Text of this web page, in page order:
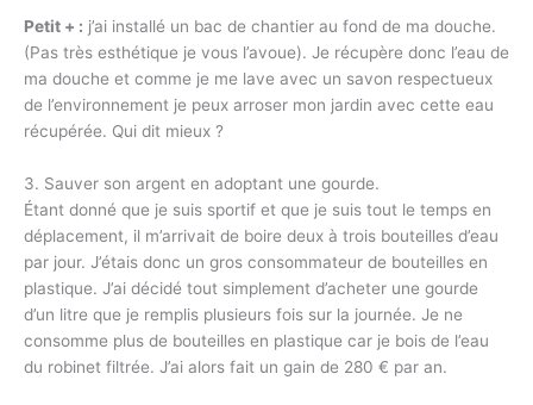
Petit + : j’ai installé un bac de chantier au fond de ma douche.
(Pas très esthétique je vous l’avoue). Je récupère donc l’eau de
ma douche et comme je me lave avec un savon respectueux
de l’environnement je peux arroser mon jardin avec cette eau
récupérée. Qui dit mieux ?
3. Sauver son argent en adoptant une gourde.
Étant donné que je suis sportif et que je suis tout le temps en
déplacement, il m’arrivait de boire deux à trois bouteilles d’eau
par jour. J’étais donc un gros consommateur de bouteilles en
plastique. J’ai décidé tout simplement d’acheter une gourde
d’un litre que je remplis plusieurs fois sur la journée. Je ne
consomme plus de bouteilles en plastique car je bois de l’eau
du robinet filtrée. J’ai alors fait un gain de 280 € par an.